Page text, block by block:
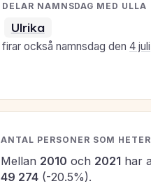
DELAR NAMNSDAG MED ULLA
Ulrika
firar också namnsdag den 4 juli
ANTAL PERSONER SOM
Mellan 2010 och 2021 har
49 274 (-20.5%).